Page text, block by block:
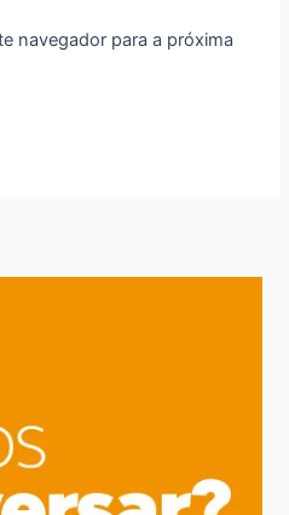
navegador para a próxima